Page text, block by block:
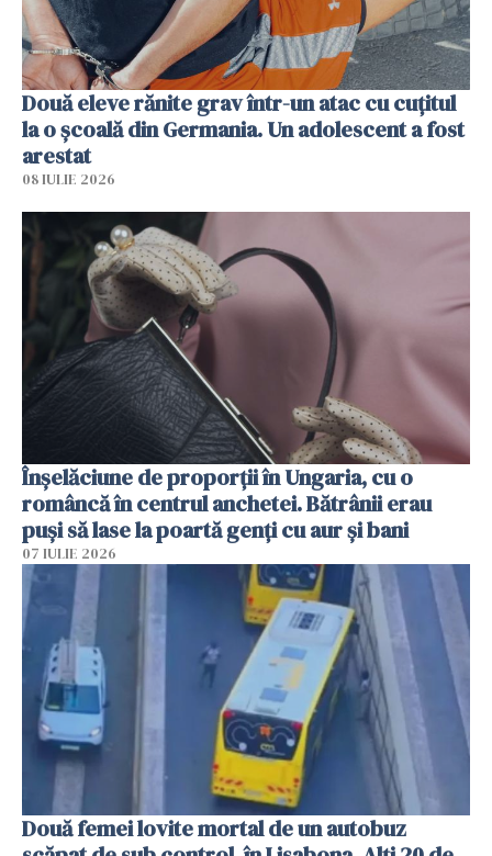
Două eleve rănite grav într-un atac cu cuțitul
la o școală din Germania. Un adolescent a fost
arestat
08 IULIE 2026
Înșelăciune de proporții în Ungaria, cu o
româncă în centrul anchetei. Bătrânii erau
puși să lase la poartă genți cu aur și bani
07 IULIE 2026
Două femei lovite mortal de un autobuz